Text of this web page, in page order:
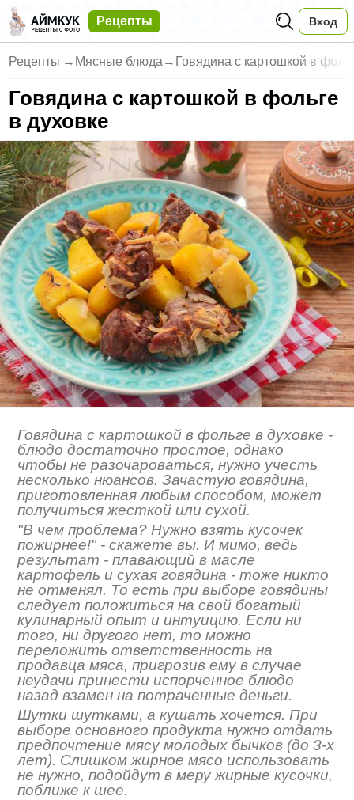
Рецепты Вход
Рецепты → Мясные блюда → Говядина с картошкой в
Говядина с картошкой в фольге
в духовке
Говядина с картошкой в фольге в духовке -
блюдо достаточно простое, однако
чтобы не разочароваться, нужно учесть
несколько нюансов. Зачастую говядина,
приготовленная любым способом, может
получиться жесткой или сухой.
"В чем проблема? Нужно взять кусочек
пожирнее!" - скажете вы. И мимо, ведь
результат - плавающий в масле
картофель и сухая говядина - тоже никто
не отменял. То есть при выборе говядины
следует положиться на свой богатый
кулинарный опыт и интуицию. Если ни
того, ни другого нет, то можно
переложить ответственность на
продавца мяса, пригрозив ему в случае
неудачи принести испорченное блюдо
назад взамен на потраченные деньги.
Шутки шутками, а кушать хочется. При
выборе основного продукта нужно отдать
предпочтение мясу молодых бычков (до 3-х
лет). Слишком жирное мясо использовать
не нужно, подойдут в меру жирные кусочки,
поближе к шее.